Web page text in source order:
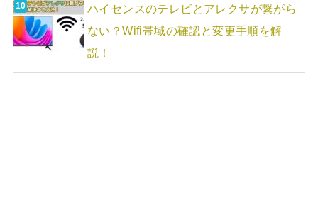
ハイセンスのテレビとアレクサが繋がら
ない？Wifi帯域の確認と変更手順を解
説！